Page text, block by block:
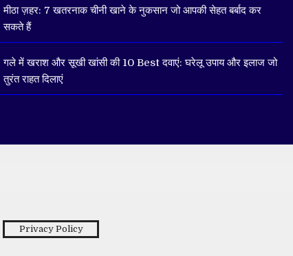
मीठा ज़हर: 7 खतरनाक चीनी खाने के नुकसान जो आपकी सेहत बर्बाद कर
सकते हैं
गले में खराश और सूखी खांसी की 10 Best दवाएं: घरेलू उपाय और इलाज जो
तुरंत राहत दिलाएं
Privacy Policy